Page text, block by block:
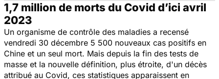
1,7 million de morts du Covid d’ici avril
2023
Un organisme de contrôle des maladies a recensé
vendredi 30 décembre 5 500 nouveaux cas positifs en
Chine et un seul mort. Mais depuis la fin des tests de
masse et la nouvelle définition, plus étroite, d'un décès
attribué au Covid, ces statistiques apparaissent en